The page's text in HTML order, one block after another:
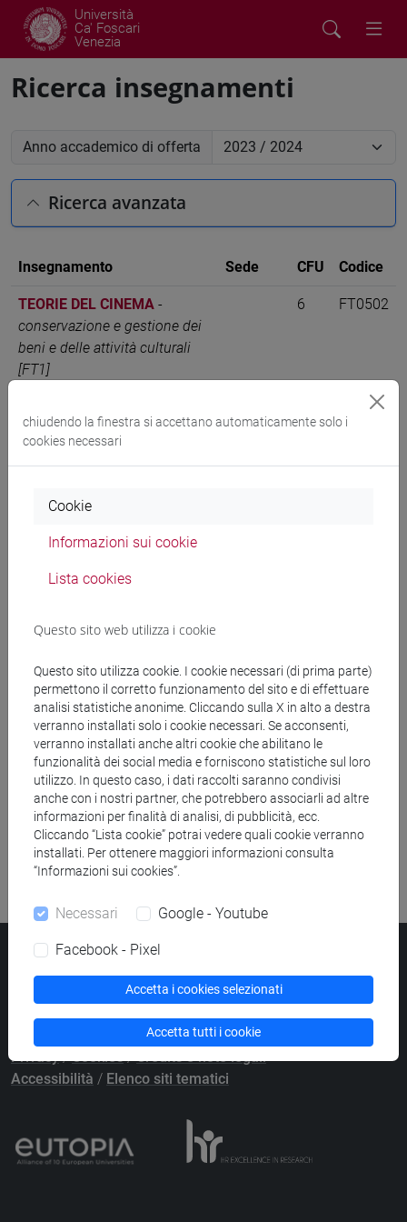
Università
Ca' Foscari
Venezia
Ricerca insegnamenti
Anno accademico di offerta
Ricerca avanzata
Insegnamento Sede CFU Codice
TEORIE DEL CINEMA -
conservazione e gestione dei
beni e delle attività culturali
[FT1]
6 FT0502
[FT5]
FT0502
Cerca nel sito
Ricerca persone
Ricerca aule
Ricerca sedi
Ricerca strutture
Ricerca pubblicazioni
Ricerca risorse bibliografiche
Università Ca’ Foscari
Dorsoduro 3246, 30123 Venezia
PEC
protocollo@pec.unive.it
P.IVA 00816350276 - C.F. 80007720271
Privacy/Cookies/Credits e note legali
Accessibilità / Elenco siti tematici
chiudendo la finestra si accettano automaticamente solo i
cookies necessari
Cookie
Informazioni sui cookie
Lista cookies
Questo sito web utilizza i cookie
Questo sito utilizza cookie. I cookie necessari (di prima parte)
permettono il corretto funzionamento del sito e di effettuare
analisi statistiche anonime. Cliccando sulla X in alto a destra
verranno installati solo i cookie necessari. Se acconsenti,
verranno installati anche altri cookie che abilitano le
funzionalità dei social media e forniscono statistiche sul loro
utilizzo. In questo caso, i dati raccolti saranno condivisi
anche con i nostri partner, che potrebbero associarli ad altre
informazioni per finalità di analisi, di pubblicità, ecc.
Cliccando “Lista cookie” potrai vedere quali cookie verranno
installati. Per ottenere maggiori informazioni consulta
“Informazioni sui cookies”.
Necessari Google - Youtube
Facebook - Pixel
Accetta i cookies selezionati
Accetta tutti i cookie